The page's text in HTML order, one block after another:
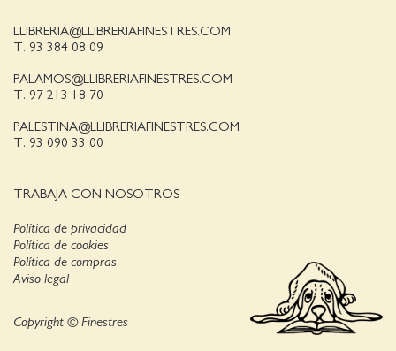
LLIBRERIA@LLIBRERIAFINESTRES.COM
T. 93 384 08 09
PALAMOS@LLIBRERIAFINESTRES.COM
T. 97 213 18 70
PALESTINA@LLIBRERIAFINESTRES.COM
T. 93 090 33 00
TRABAJA CON NOSOTROS
Política de privacidad
Política de cookies
Aviso legal
Política de compras
Copyright © Finestres